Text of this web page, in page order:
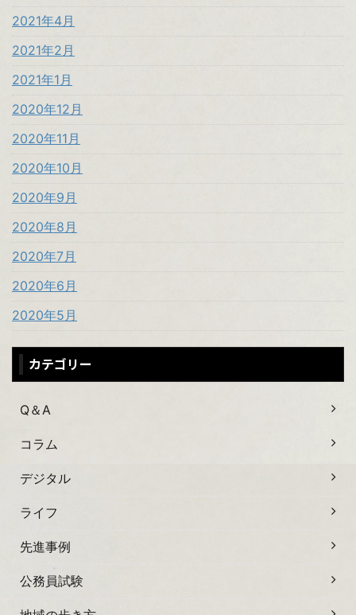
2021年4月
2021年2月
2021年1月
2020年12月
2020年11月
2020年10月
2020年9月
2020年8月
2020年7月
2020年6月
2020年5月
カテゴリー
Q＆A
コラム
デジタル
ライフ
先進事例
公務員試験